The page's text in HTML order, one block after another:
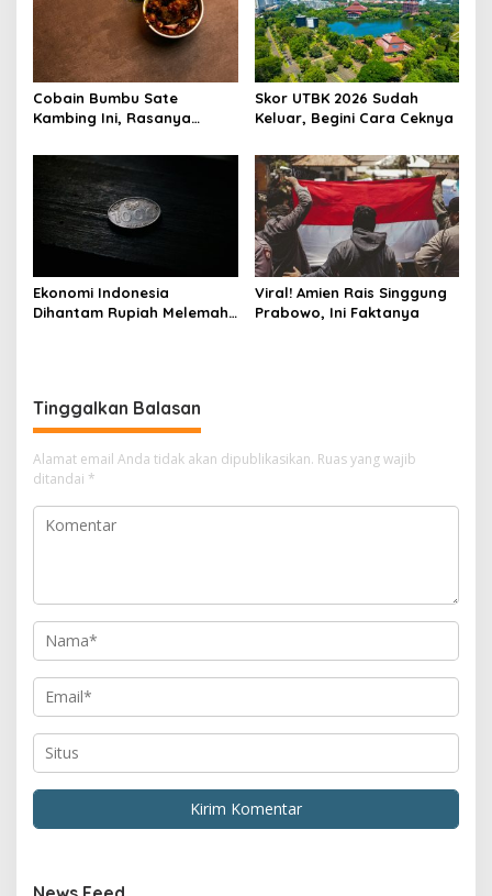
Cobain Bumbu Sate
Kambing Ini, Rasanya
Skor UTBK 2026 Sudah
Keluar, Begini Cara Ceknya
Ekonomi Indonesia
Dihantam Rupiah Melemah,
Viral! Amien Rais Singgung
Prabowo, Ini Faktanya
Tinggalkan Balasan
Alamat email Anda tidak akan dipublikasikan. Ruas yang wajib
ditandai *